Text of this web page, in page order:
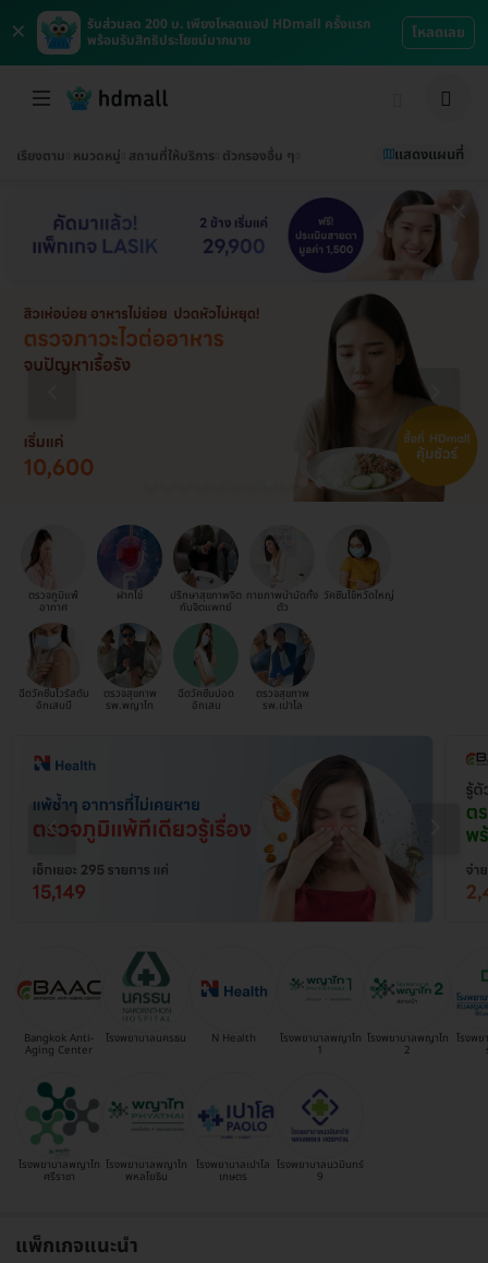
×
รับส่วนลด 200 บ. เพียงโหลดแอป HDmall ครั้งแรก
พร้อมรับสิทธิประโยชน์มากมาย
โหลดเลย
เรียงตาม หมวดหมู่ สถานที่ให้บริการ ตัวกรองอื่น ๆ แสดงแผนที่
ตรวจภูมิแพ้
อากาศ
ฝากไข่ ปรึกษาสุขภาพจิต
กับจิตแพทย์
กายภาพบำบัดทั้ง
ตัว
วัคซีนไข้หวัดใหญ่
ฉีดวัคซีนไวรัสตับ
อักเสบบี
ตรวจสุขภาพ
รพ.พญาไท
ฉีดวัคซีนปอด
อักเสบ
ตรวจสุขภาพ
รพ.เปาโล
Bangkok Anti-
Aging Center
โรงพยาบาลนครธน N Health โรงพยาบาลพญาไท
1
โรงพยาบาลพญาไท
2
โรงพย
โรงพยาบาลพญาไท
ศรีราชา
โรงพยาบาลพญาไท
พหลโยธิน
โรงพยาบาลเปาโล
เกษตร
โรงพยาบาลนวมินทร์
9
แพ็กเกจแนะนำ